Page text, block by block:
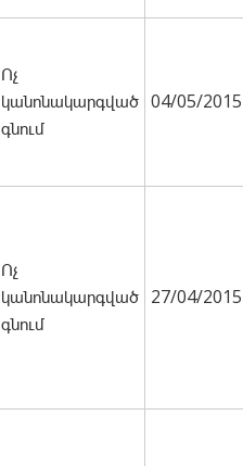
Ոչ
կանոնակարգված
գնում
04/05/2015
Ոչ
կանոնակարգված
գնում
27/04/2015